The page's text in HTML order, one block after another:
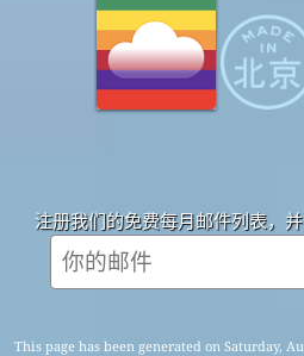
注册我们的免费每月邮件列表，
This page has been generated on Saturday,